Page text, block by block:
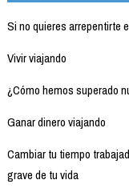
Si no quieres arrepentirte
Vivir viajando
¿Cómo hemos superado
Ganar dinero viajando
Cambiar tu tiempo
grave de tu vida